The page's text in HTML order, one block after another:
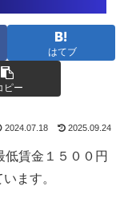
はてブ
ピー
2024.07.18 2025.09.24
賃金１５００円
ます。